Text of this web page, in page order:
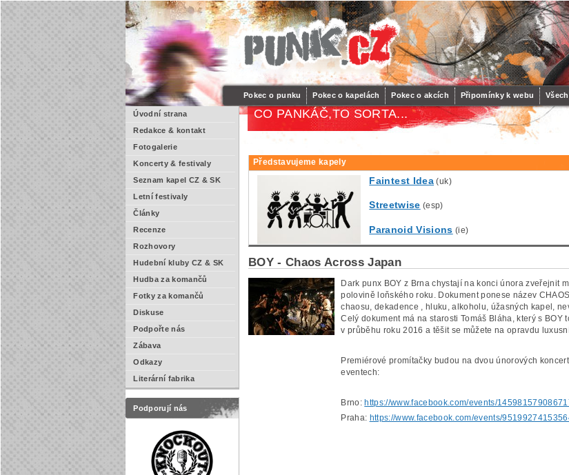
Pokec o punku Pokec o kapelách Pokec o akcích Připomínky k webu
Úvodní strana
Redakce & kontakt
Fotogalerie
Koncerty & festivaly
Seznam kapel CZ & SK
Letní festivaly
Články
Recenze
Rozhovory
Hudební kluby CZ & SK
Hudba za komančů
Fotky za komančů
Diskuse
Podpořte nás
Zábava
Odkazy
Literární fabrika
Podporují nás
CO PANKÁČ,TO SORTA...
Představujeme kapely
Faintest Idea (uk)
Streetwise (esp)
Paranoid Visions (ie)
BOY - Chaos Across Japan
Dark punx BOY z Brna chystají na konci února zveřejnit
polovině loňského roku. Dokument ponese název
chaosu, dekadence , hluku, alkoholu, úžasných kapel,
Celý dokument má na starosti Tomáš Bláha, který s
v průběhu roku 2016 a těšit se můžete na opravdu
Premiérové promítačky budou na dvou únorových
eventech:
Brno: https://www.facebook.com/events/
Praha: https://www.facebook.com/events/